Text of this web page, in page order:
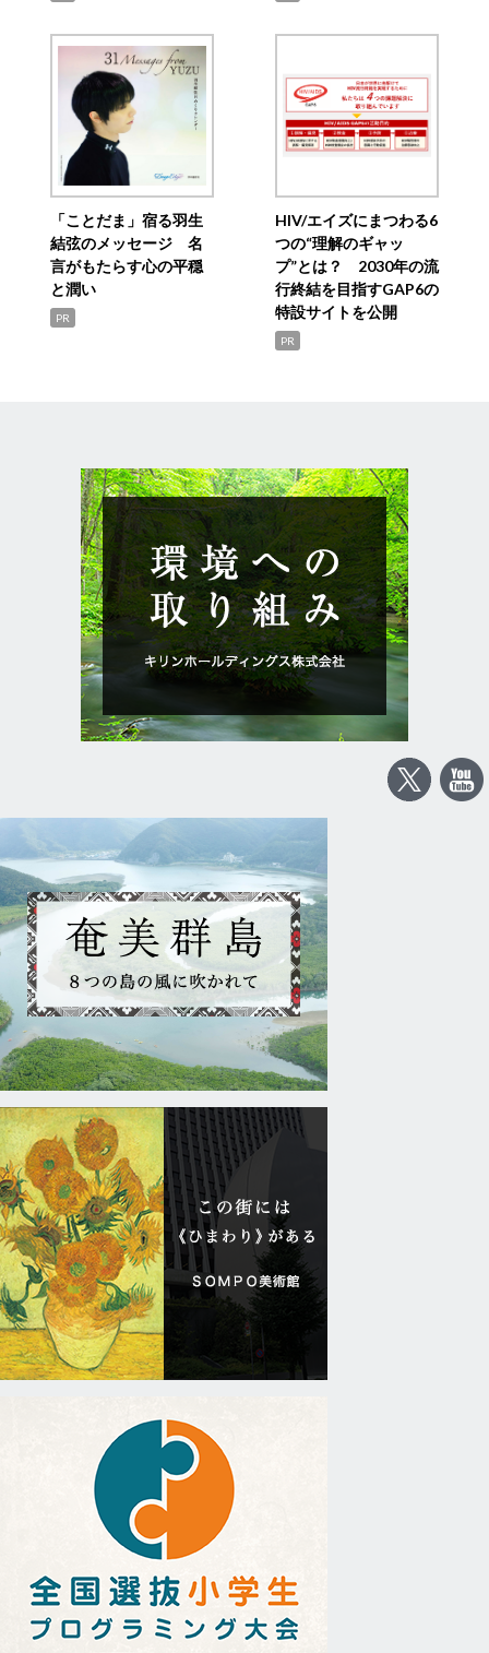
「ことだま」宿る羽生
結弦のメッセージ 名
言がもたらす心の平穏
と潤い
PR
HIV/エイズにまつわる6
つの“理解のギャッ
プ”とは？ 2030年の流
行終結を目指すGAP6の
特設サイトを公開
PR